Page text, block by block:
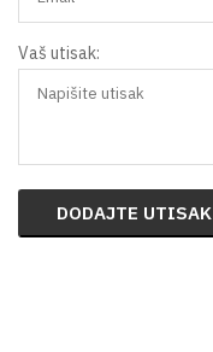
Vaš utisak:
DODAJTE UTISAK